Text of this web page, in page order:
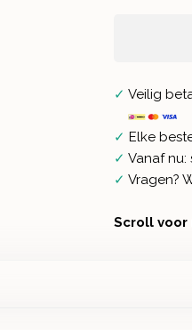
✓ Veilig
✓ Elke
✓ Vanaf nu:
✓ Vragen?
Scroll voor